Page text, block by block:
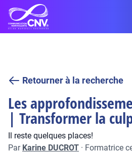
Retourner à la recherche
Les
| Transformer la
Il reste quelques places!
Par Karine DUCROT · Formatrice